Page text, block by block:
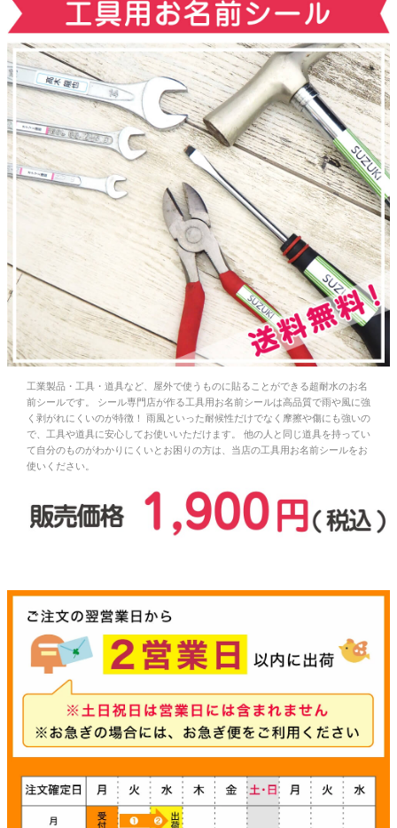
納期・発送方法
について
よくある質問
商品ガイド
会社概要
お問い合わせ
お客様へのお知
らせ
会員登録
工業製品・工具・道具など、屋外で使うものに貼ることができる超耐水のお名
前シールです。 シール専門店が作る工具用お名前シールは高品質で雨や風に強
く剥がれにくいのが特徴！ 雨風といった耐候性だけでなく摩擦や傷にも強いの
で、工具や道具に安心してお使いいただけます。 他の人と同じ道具を持ってい
て自分のものがわかりにくいとお困りの方は、当店の工具用お名前シールをお
使いください。